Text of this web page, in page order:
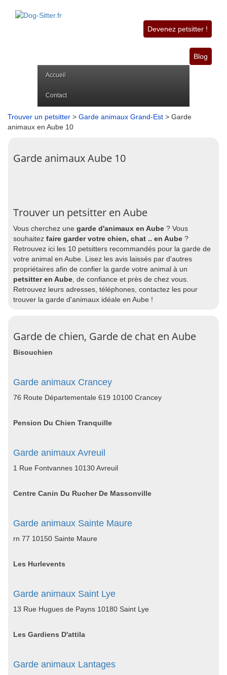
Devenez petsitter !
Blog
Accueil
Contact
Trouver un petsitter > Garde animaux Grand-Est > Garde
animaux en Aube 10
Garde animaux Aube 10
Trouver un petsitter en Aube
Vous cherchez une garde d'animaux en Aube ? Vous
souhaitez faire garder votre chien, chat .. en Aube ?
Retrouvez ici les 10 petsitters recommandés pour la garde de
votre animal en Aube. Lisez les avis laissés par d'autres
propriétaires afin de confier la garde votre animal à un
petsitter en Aube , de confiance et près de chez vous.
Retrouvez leurs adresses, téléphones, contactez les pour
trouver la garde d'animaux idéale en Aube !
Garde de chien, Garde de chat en Aube
Bisouchien
Garde animaux Crancey
76 Route Départementale 619 10100 Crancey
Pension Du Chien Tranquille
Garde animaux Avreuil
1 Rue Fontvannes 10130 Avreuil
Centre Canin Du Rucher De Massonville
Garde animaux Sainte Maure
rn 77 10150 Sainte Maure
Les Hurlevents
Garde animaux Saint Lye
13 Rue Hugues de Payns 10180 Saint Lye
Les Gardiens D'attila
Garde animaux Lantages